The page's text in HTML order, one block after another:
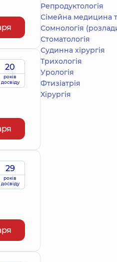
20
років
досвіду
29
років
досвіду
Репродуктологія
Сімейна медицина
Сомнологія
Стоматологія
Судинна хірургія
Трихологія
Урологія
Фтизіатрія
Хірургія